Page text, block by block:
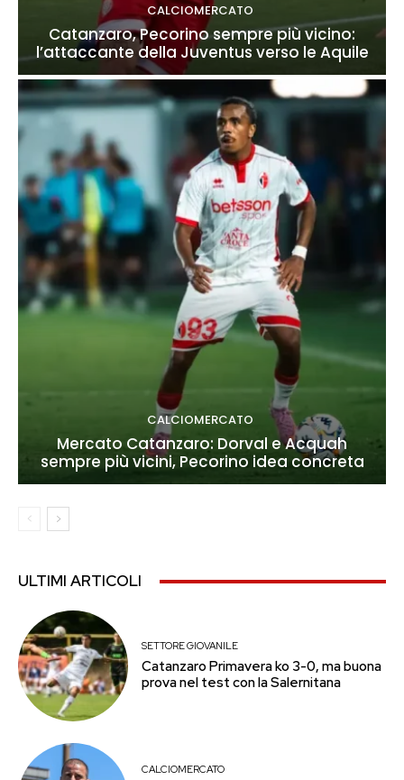
CALCIOMERCATO
Catanzaro, Pecorino sempre più vicino:
l’attaccante della Juventus verso le Aquile
CALCIOMERCATO
Mercato Catanzaro: Dorval e Acquah
sempre più vicini, Pecorino idea concreta
ULTIMI ARTICOLI
SETTORE GIOVANILE
Catanzaro Primavera ko 3-0, ma buona
prova nel test con la Salernitana
CALCIOMERCATO